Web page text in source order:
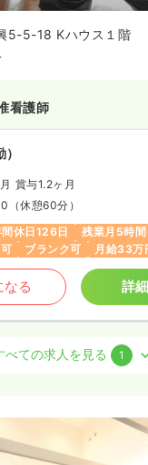
5-5-18 Kハウス１階
看護師
賞与1.2ヶ月
（休憩60分）
間休日126日
残業月5時間
ブランク可 月給33万
なる 詳
准看護師 / 管理職
（休憩60分）
べての求人を見る 1